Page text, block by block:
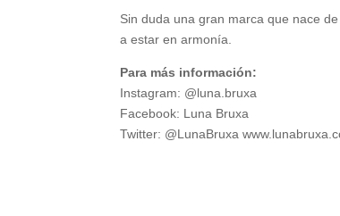
Sin duda una gran marca que nace
a estar en armonía.
Para más información:
Instagram: @luna.bruxa
Facebook: Luna Bruxa
Twitter: @LunaBruxa